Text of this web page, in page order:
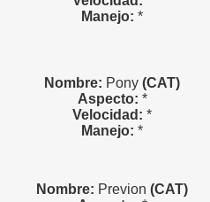
Manejo: *
Nombre: Pony (CAT)
Aspecto: *
Velocidad: *
Manejo: *
Nombre: Previon (CAT)